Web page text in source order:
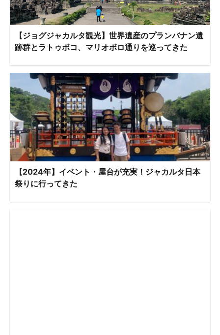
【ジョグジャカルタ観光】世界遺産のプランバナン遺
跡群とラトゥボコ、マリオボロ通りを巡ってきた
【2024年】イベント・屋台が充実！ジャカルタ日本
祭りに行ってきた